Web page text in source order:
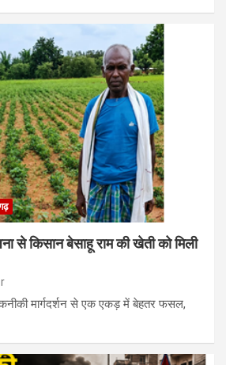
से किसान बेसाहू राम की खेती को मिली
मार्गदर्शन से एक एकड़ में बेहतर फसल,